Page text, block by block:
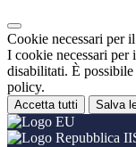
Cookie necessari per
I cookie necessari per
disabilitati. È
policy.
Accetta tutti Salva